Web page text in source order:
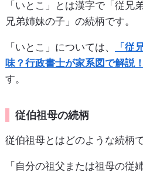
「いとこ」とは漢字で「従兄
兄弟姉妹の子」の続柄です。
「いとこ」については、
「従
味？行政書士が家系図で解説！
す。
従伯祖母の続柄
従伯祖母とはどのような続柄
「自分の祖父または祖母の従